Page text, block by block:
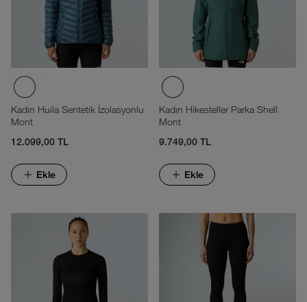
Kadın Huila Sentetik İzolasyonlu
Mont
12.099,00 TL
Ekle
Kadın Hikesteller Parka Shell
Mont
9.749,00 TL
Ekle